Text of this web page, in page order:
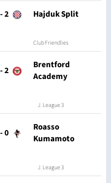
2 Hajduk Split
Club Friendlies
-2
Brentford
Academy
J. League 3
0
Roasso
Kumamoto
J. League 3